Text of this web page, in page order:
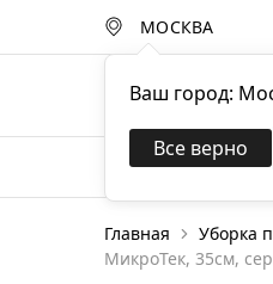
МОСКВА
Ваш город:
Все верно
Каталог
Уход за
Главная Уборка
МикроТек, 35см,